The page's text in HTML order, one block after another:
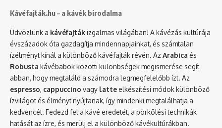
Kávéfajták.hu – a kávék birodalma
Üdvözlünk a kávéfajtákizgalmas világában! A kávézás kultúrája
évszázadok óta gazdagítja mindennapjainkat, és számtalan
ízélményt kínál a különböző kávéfajták révén. Az Arabica és
Robusta kávébabok közötti különbségek megismerése segít
abban, hogy megtaláld a számodra legmegfelelőbb ízt. Az
espresso, cappuccino vagy latte elkészítési módok különböző
ízvilágot és élményt nyújtanak, így mindenki megtalálhatja a
kedvencét. Fedezd fel a kávé eredetét, a pörkölési technikák
hatását az ízre, és merülj el a különböző kávékultúrákban.